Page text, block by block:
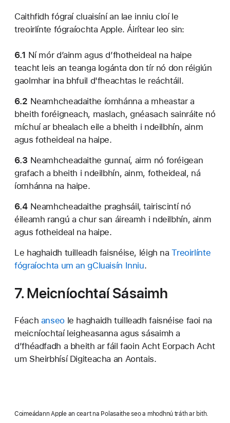
Caithfidh fógraí cluaisíní an lae inniu cloí le
treoirlínte fógraíochta Apple. Áirítear leo sin:
6.1 Ní mór d’ainm agus d’fhotheideal na haipe
teacht leis an teanga logánta don tír nó don réigiún
gaolmhar ina bhfuil d'fheachtas le reáchtáil.
6.2 Neamhcheadaithe íomhánna a mheastar a
bheith foréigneach, maslach, gnéasach sainráite nó
míchuí ar bhealach eile a bheith i ndeilbhín, ainm
agus fotheideal na haipe.
6.3 Neamhcheadaithe gunnaí, airm nó foréigean
grafach a bheith i ndeilbhín, ainm, fotheideal, ná
íomhánna na haipe.
6.4Neamhcheadaithe praghsáil, tairiscintí nó
éileamh rangú a chur san áireamh i ndeilbhín, ainm
agus fotheideal na haipe.
Le haghaidh tuilleadh faisnéise, léigh naTreoirlínte
fógraíochta um an gCluaisín Inniu.
7. Meicníochtaí Sásaimh
Féach anseole haghaidh tuilleadh faisnéise faoi na
meicníochtaí leigheasanna agus sásaimh a
d’fhéadfadh a bheith ar fáil faoin Acht Eorpach Acht
um Sheirbhísí Digiteacha an Aontais.
Coimeádann Apple an ceart na Polasaithe seo a mhodhnú tráth ar bith.